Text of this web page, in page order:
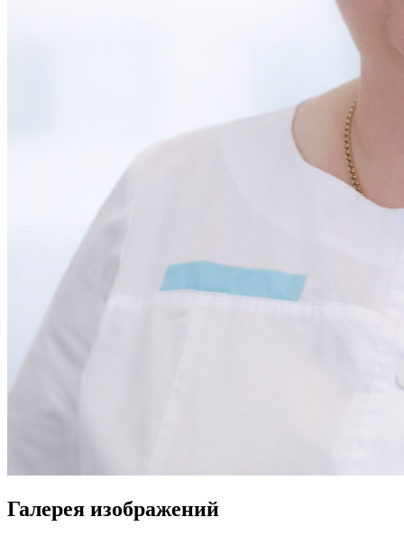
Галерея изображений